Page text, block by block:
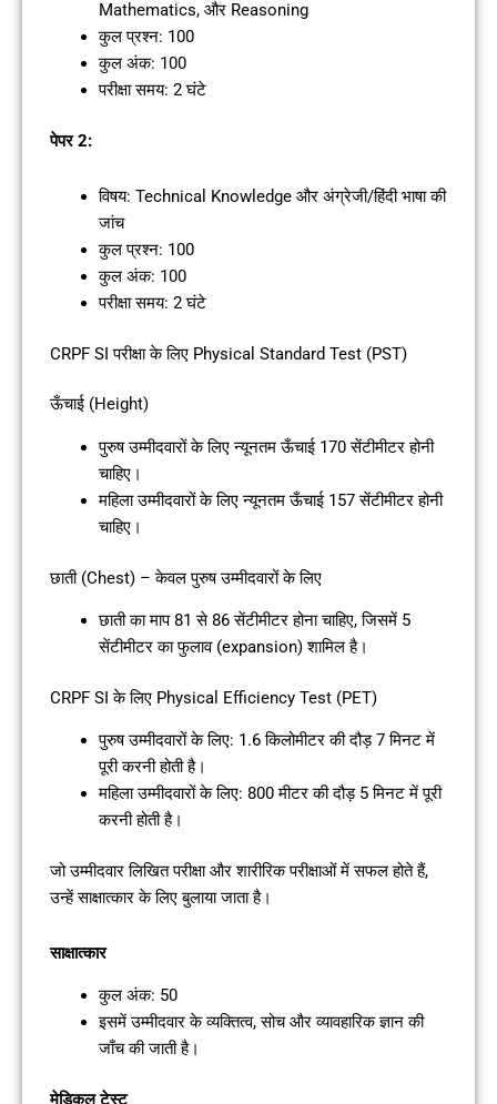
Mathematics, और Reasoning
कुल प्रश्न: 100
कुल अंक: 100
परीक्षा समय: 2 घंटे
पेपर 2:
विषय: Technical Knowledge और अंग्रेजी/हिंदी भाषा की
जांच
कुल प्रश्न: 100
कुल अंक: 100
परीक्षा समय: 2 घंटे
CRPF SI परीक्षा के लिए Physical Standard Test (PST)
ऊँचाई (Height)
पुरुष उम्मीदवारों के लिए न्यूनतम ऊँचाई 170 सेंटीमीटर होनी
चाहिए।
महिला उम्मीदवारों के लिए न्यूनतम ऊँचाई 157 सेंटीमीटर होनी
चाहिए।
छाती (Chest) – केवल पुरुष उम्मीदवारों के लिए
छाती का माप 81 से 86 सेंटीमीटर होना चाहिए, जिसमें 5
सेंटीमीटर का फुलाव (expansion) शामिल है।
CRPF SI के लिए Physical Efficiency Test (PET)
पुरुष उम्मीदवारों के लिए: 1.6 किलोमीटर की दौड़ 7 मिनट में
पूरी करनी होती है।
महिला उम्मीदवारों के लिए: 800 मीटर की दौड़ 5 मिनट में पूरी
करनी होती है।
जो उम्मीदवार लिखित परीक्षा और शारीरिक परीक्षाओं में सफल होते हैं,
उन्हें साक्षात्कार के लिए बुलाया जाता है।
साक्षात्कार
कुल अंक: 50
इसमें उम्मीदवार के व्यक्तित्व, सोच और व्यावहारिक ज्ञान की
जाँच की जाती है।
मेडिकल टेस्ट